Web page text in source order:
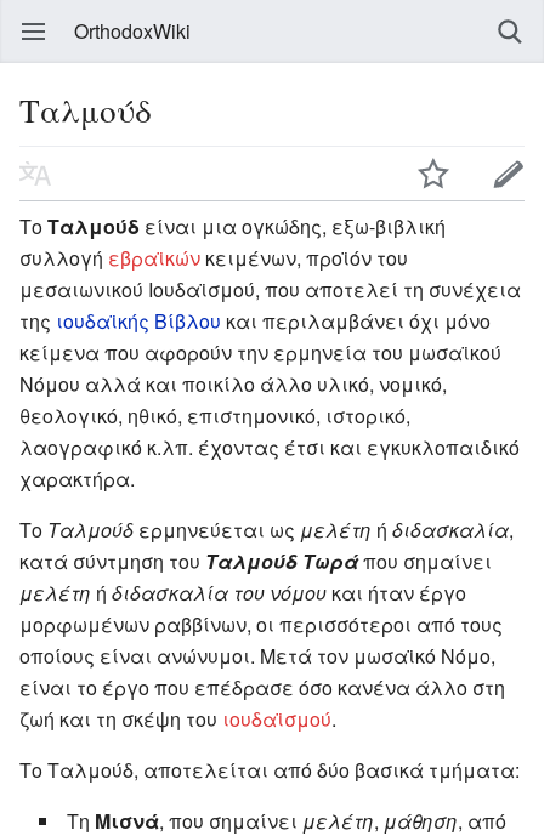
OrthodoxWiki
Ταλμούδ
ΤοΤαλμούδ είναι μια ογκώδης, εξω-βιβλική
συλλογή εβραϊκών κειμένων, προϊόν του
μεσαιωνικού Ιουδαϊσμού, που αποτελεί τη συνέχεια
της ιουδαϊκής Βίβλου και περιλαμβάνει όχι μόνο
κείμενα που αφορούν την ερμηνεία του μωσαϊκού
Νόμου αλλά και ποικίλο άλλο υλικό, νομικό,
θεολογικό, ηθικό, επιστημονικό, ιστορικό,
λαογραφικό κ.λπ. έχοντας έτσι και εγκυκλοπαιδικό
χαρακτήρα.
Το Ταλμούδ ερμηνεύεται ως μελέτη ή διδασκαλία,
κατά σύντμηση του Ταλμούδ Τωράπου σημαίνει
μελέτη ή διδασκαλία του νόμου και ήταν έργο
μορφωμένων ραββίνων, οι περισσότεροι από τους
οποίους είναι ανώνυμοι. Μετά τον μωσαϊκό Νόμο,
είναι το έργο που επέδρασε όσο κανένα άλλο στη
ζωή και τη σκέψη του ιουδαϊσμού.
Το Ταλμούδ, αποτελείται από δύο βασικά τμήματα:
Τη Μισνά, που σημαίνει μελέτη, μάθηση, από